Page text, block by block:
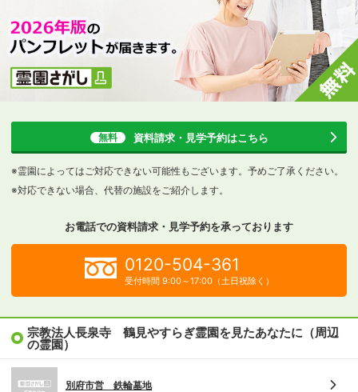
無料 資料請求・見学予約はこちら
※霊園によってはご対応できない可能性もございます。予めご了承ください。
※対応できない場合、代替の施設をご紹介します。
お電話での資料請求・見学予約を承っております
0120-504-361
受付時間 9:00～17:00（土日祝除く）
宗教法人長泉寺 鶴見やすらぎ霊園を見たあなたに（周辺
の霊園）
別府市営 鉄輪墓地